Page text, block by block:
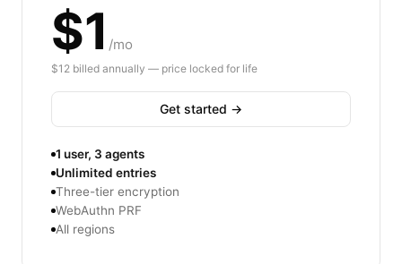
$1 /mo
$12 billed annually — price locked for life
Get started →
1 user, 3 agents
Unlimited entries
Three-tier encryption
WebAuthn PRF
All regions